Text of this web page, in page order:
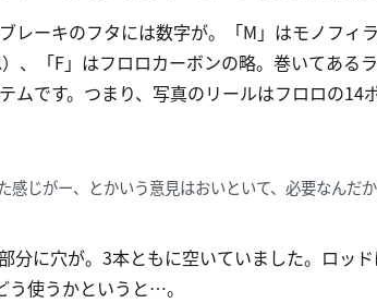
レーキのフタには数字が。「M」はモノフィ
、「F」はフロロカーボンの略。巻いてある
ムです。つまり、写真のリールはフロロの14
感じがー、とかいう意見はおいといて、必要なんだ
分に穴が。3本ともに空いていました。ロッ
使うかというと…。